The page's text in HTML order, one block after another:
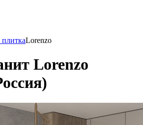
плиткаLorenzo
Lorenzo